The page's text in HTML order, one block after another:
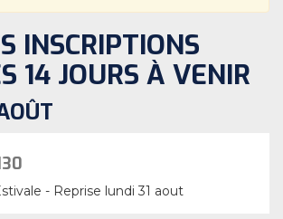
INSCRIPTIONS
14 JOURS À VENIR
- Reprise lundi 31 aout